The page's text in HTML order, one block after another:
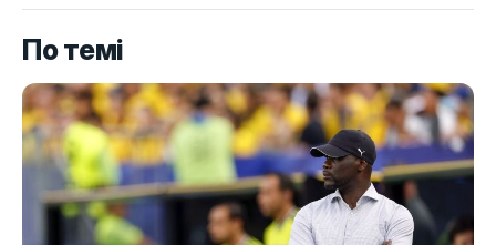
По темі